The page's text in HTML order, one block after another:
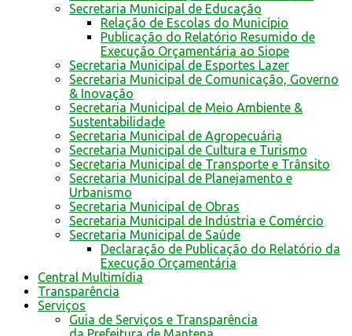
Secretaria Municipal de Educação
Relação de Escolas do Município
Publicação do Relatório Resumido de
Execução Orçamentária ao Siope
Secretaria Municipal de Esportes Lazer
Secretaria Municipal de Comunicação, Governo
& Inovação
Secretaria Municipal de Meio Ambiente &
Sustentabilidade
Secretaria Municipal de Agropecuária
Secretaria Municipal de Cultura e Turismo
Secretaria Municipal de Transporte e Trânsito
Secretaria Municipal de Planejamento e
Urbanismo
Secretaria Municipal de Obras
Secretaria Municipal de Indústria e Comércio
Secretaria Municipal de Saúde
Declaração de Publicação do Relatório da
Execução Orçamentária
Central Multimídia
Transparência
Serviços
Guia de Serviços e Transparência